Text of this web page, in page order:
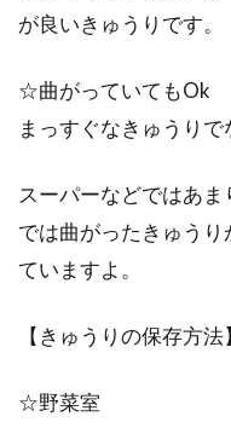
が良いきゅうりです。
☆曲がっていてもOk
まっすぐなきゅうりで
スーパーなどではあ
では曲がったきゅう
ていますよ。
【きゅうりの保存方法】
☆野菜室